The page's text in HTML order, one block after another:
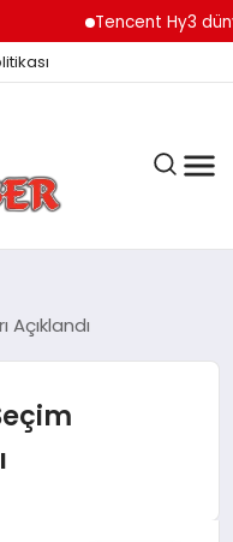
Tencent Hy3 dünya